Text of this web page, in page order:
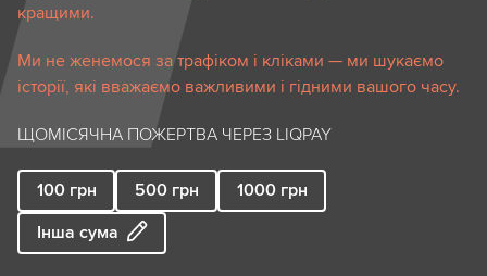
кращими.
Ми не женемося за трафіком і кліками — ми шукаємо
історії, які вважаємо важливими і гідними вашого часу.
ЩОМІСЯЧНА ПОЖЕРТВА ЧЕРЕЗ LIQPAY
100 грн 500 грн 1000 грн
Інша сума